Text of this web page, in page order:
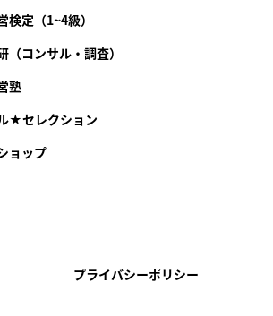
検定（1~4級）
（コンサル・調査）
塾
★セレクション
ョップ
プライバシーポリシー